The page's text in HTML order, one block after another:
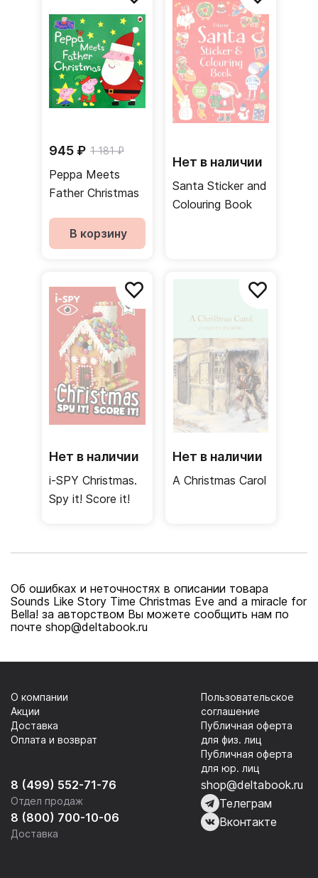
945 ₽ 1 181 ₽
Peppa Meets
Father Christmas
В корзину
Нет в наличии
Santa Sticker and
Colouring Book
Нет в наличии
i-SPY Christmas.
Spy it! Score it!
Нет в наличии
A Christmas Carol
Об ошибках и неточностях в описании товара
Sounds Like Story Time Christmas Eve and a miracle for
Bella! за авторством Вы можете сообщить нам по
почте shop@deltabook.ru
8 (499) 552-71-76
Отдел продаж
8 (800) 700-10-06
Доставка
О компании
Акции
Доставка
Оплата и возврат
Пользовательское
соглашение
Публичная оферта
для физ. лиц
Публичная оферта
для юр. лиц
shop@deltabook.ru
Телеграм
Вконтакте